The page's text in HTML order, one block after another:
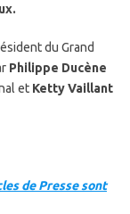
du Grand
Philippe Ducène
et Ketty Vaillant
de Presse sont